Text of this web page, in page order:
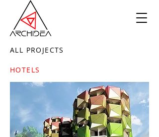
ALL PROJECTS
HOTELS